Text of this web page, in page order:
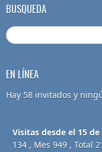
BUSQUEDA
EN LÍNEA
Hay 58 invitados y
Visitas desde el 15
134 , Mes 949 , Total